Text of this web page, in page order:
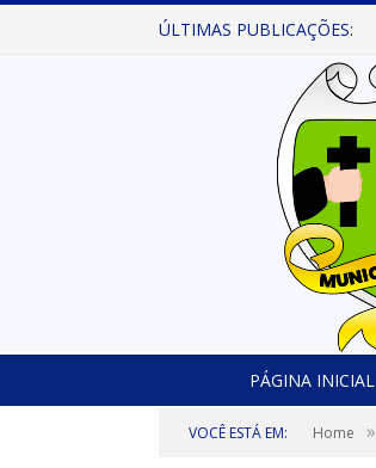
ÚLTIMAS PUBLICAÇÕES:
PÁGINA INICIAL
VOCÊ ESTÁ EM: Home »